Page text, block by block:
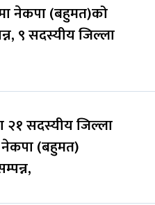
नेकपा (बहुमत)को
९ सदस्यीय जिल्ला
२१ सदस्यीय जिल्ला
(बहुमत)